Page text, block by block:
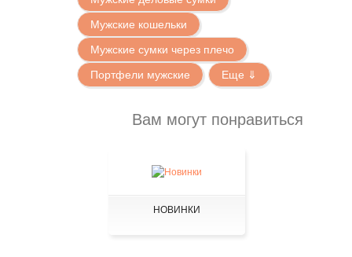
Мужские кошельки
Мужские сумки через плечо
Портфели мужские
Еще ⇓
Вам могут понравиться
НОВИНКИ